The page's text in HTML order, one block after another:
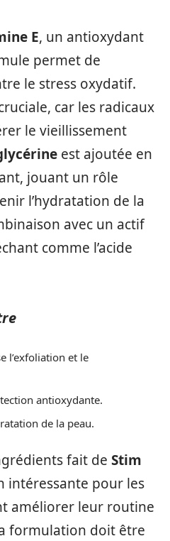
E, un antioxydant
permet de
le stress oxydatif.
car les radicaux
le vieillissement
est ajoutée en
jouant un rôle
l’hydratation de la
avec un actif
comme l’acide
l’exfoliation et le
antioxydante.
de la peau.
fait de Stim
intéressante pour les
améliorer leur routine
formulation doit être